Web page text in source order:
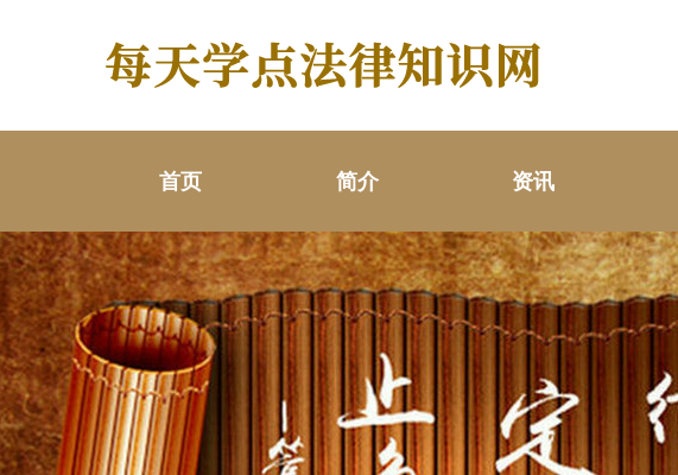
首页 简介 资讯